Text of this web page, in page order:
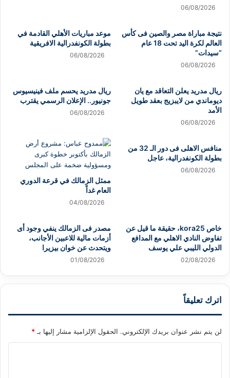
06/08/2026
نتيجة مباراة مصر والصين فى كأس
العالم لكرة اليد تحت 18 عام
“سيدات”
06/08/2026
موعد مباريات الأهلي القادمة في
بطولة الكونفدرالية الافريقية
06/08/2026
ريال مدريد يعلن التعاقد مع يان
ديوماندي من لايبزيج بعقد طويل
الأمد
06/08/2026
ريال مدريد يحسم ملف فينيسيوس
جونيور.. الإعلان الرسمي يقترب
06/08/2026
منافس الاهلى فى دور الـ 32 من
بطولة الكونفدرالية، عاجل
06/08/2026
ممثل الزمالك في قرعة الدوري
العام غداً
04/08/2026
خاص kora25، حقيقة ما قيل عن
تفاوض النادي الاهلي مع المدافع
الدولي الليبي علي يوسف
02/08/2026
مصدر فى الزمالك ينفي وجود أى
أزمات مالية للاعبين الأجانب،
ويتحدث عن خوان بيزيرا
01/08/2026
اترك تعليقاً
لن يتم نشر عنوان بريدك الإلكتروني. الحقول الإلزامية مشار إليها بـ *